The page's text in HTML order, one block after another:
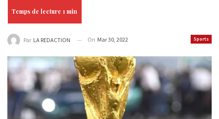
Sports
Par LA REDACTION On Mar 30, 2022